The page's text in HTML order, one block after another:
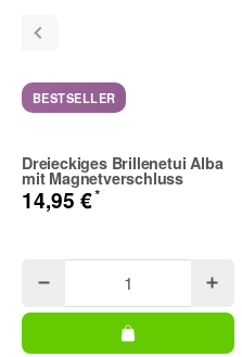
BESTSELLER
Dreieckiges Brillenetui Alba
mit Magnetverschluss
14,95 €*